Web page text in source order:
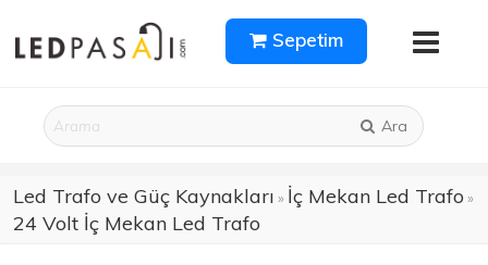
Sepetim
Ara
Led Trafo ve Güç Kaynakları » İç Mekan Led Trafo»
24 Volt İç Mekan Led Trafo